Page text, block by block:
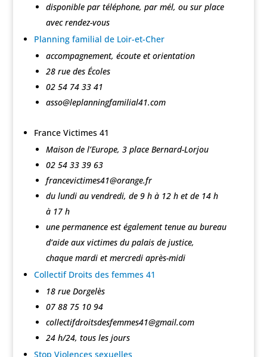
disponible par téléphone, par mél, ou sur place
avec rendez-vous
Planning familial de Loir-et-Cher
accompagnement, écoute et orientation
28 rue des Écoles
02 54 74 33 41
asso@leplanningfamilial41.com
France Victimes 41
Maison de l’Europe, 3 place Bernard-Lorjou
02 54 33 39 63
francevictimes41@orange.fr
du lundi au vendredi, de 9 h à 12 h et de 14 h
à 17 h
une permanence est également tenue au bureau
d’aide aux victimes du palais de justice,
chaque mardi et mercredi après-midi
Collectif Droits des femmes 41
18 rue Dorgelès
07 88 75 10 94
collectifdroitsdesfemmes41@gmail.com
24 h/24, tous les jours
Stop Violences sexuelles